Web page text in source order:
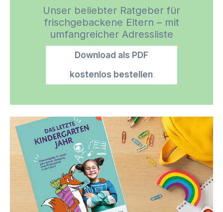
Unser beliebter Ratgeber für
frischgebackene Eltern – mit
umfangreicher Adressliste
Download als PDF
kostenlos bestellen